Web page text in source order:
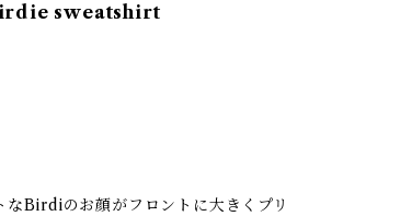
sweatshirt
なBirdiのお顔がフロントに大きくプリ